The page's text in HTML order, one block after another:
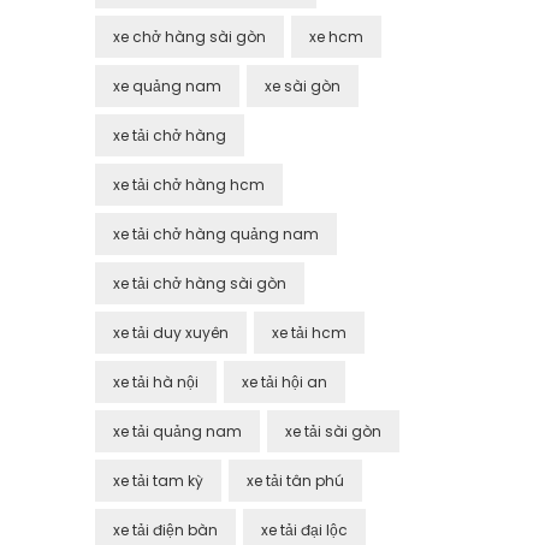
xe chở hàng sài gòn xe hcm
xe quảng nam xe sài gòn
xe tải chở hàng
xe tải chở hàng hcm
xe tải chở hàng quảng nam
xe tải chở hàng sài gòn
xe tải duy xuyên xe tải hcm
xe tải hà nội xe tải hội an
xe tải quảng nam xe tải sài gòn
xe tải tam kỳ xe tải tân phú
xe tải điện bàn xe tải đại lộc